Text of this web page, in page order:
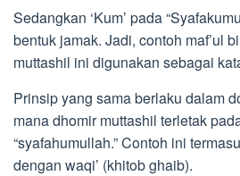
Sedangkan ‘Kum’ pada
bentuk jamak. Jadi, contoh maf’ul
muttashil ini digunakan sebagai
Prinsip yang sama berlaku dalam
mana dhomir muttashil terletak
“syafahumullah.” Contoh ini
dengan waqi’ (khitob ghaib).